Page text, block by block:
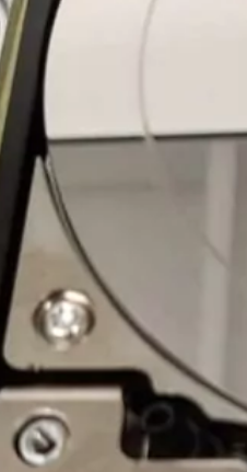
данные в 98%
информации не
или пищит.
диагностику